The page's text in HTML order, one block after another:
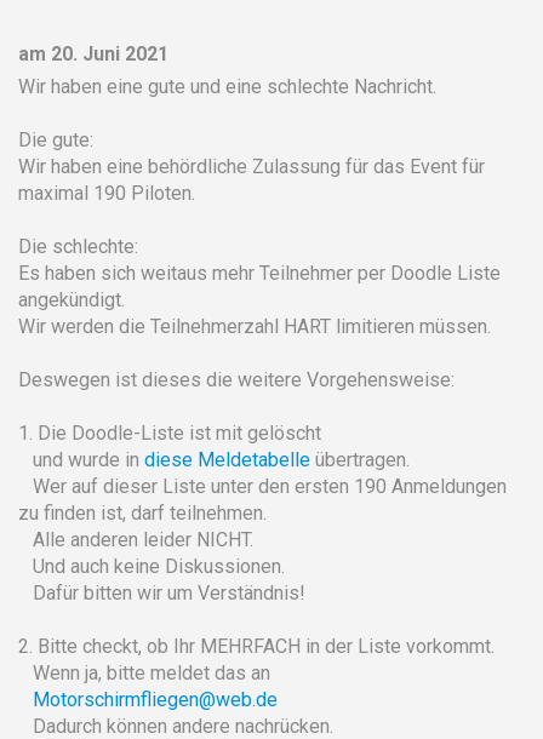
am 20. Juni 2021
Wir haben eine gute und eine schlechte Nachricht.
Die gute:
Wir haben eine behördliche Zulassung für das Event für
maximal 190 Piloten.
Die schlechte:
Es haben sich weitaus mehr Teilnehmer per Doodle Liste
angekündigt.
Wir werden die Teilnehmerzahl HART limitieren müssen.
Deswegen ist dieses die weitere Vorgehensweise:
1. Die Doodle-Liste ist mit gelöscht
und wurde in diese Meldetabelle übertragen.
Wer auf dieser Liste unter den ersten 190 Anmeldungen
zu finden ist, darf teilnehmen.
Alle anderen leider NICHT.
Und auch keine Diskussionen.
Dafür bitten wir um Verständnis!
2. Bitte checkt, ob Ihr MEHRFACH in der Liste vorkommt.
Wenn ja, bitte meldet das an
Motorschirmfliegen@web.de
Dadurch können andere nachrücken.